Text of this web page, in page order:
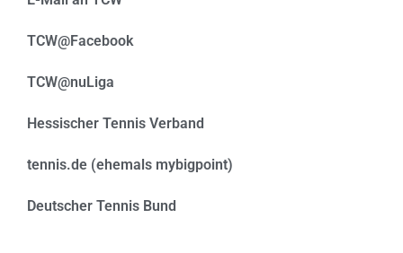
TCW@Facebook
TCW@nuLiga
Hessischer Tennis Verband
tennis.de (ehemals mybigpoint)
Deutscher Tennis Bund